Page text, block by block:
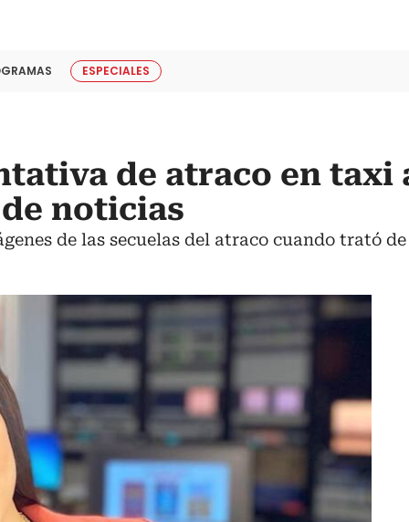
ESPECIALES
de atraco en taxi
noticias
de las secuelas del atraco cuando trató de